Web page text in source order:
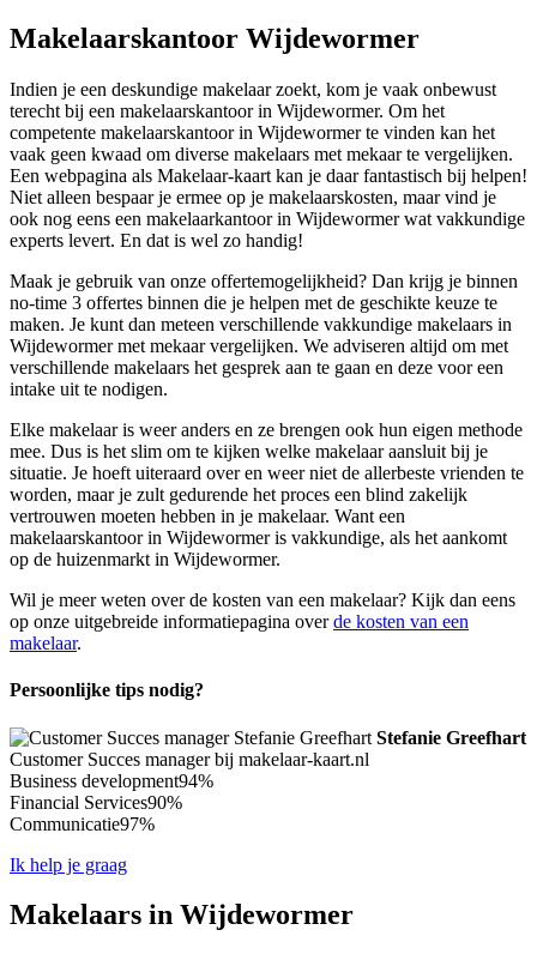
Makelaarskantoor Wijdewormer
Indien je een deskundige makelaar zoekt, kom je vaak onbewust
terecht bij een makelaarskantoor in Wijdewormer. Om het
competente makelaarskantoor in Wijdewormer te vinden kan het
vaak geen kwaad om diverse makelaars met mekaar te vergelijken.
Een webpagina als Makelaar-kaart kan je daar fantastisch bij helpen!
Niet alleen bespaar je ermee op je makelaarskosten, maar vind je
ook nog eens een makelaarkantoor in Wijdewormer wat vakkundige
experts levert. En dat is wel zo handig!
Maak je gebruik van onze offertemogelijkheid? Dan krijg je binnen
no-time 3 offertes binnen die je helpen met de geschikte keuze te
maken. Je kunt dan meteen verschillende vakkundige makelaars in
Wijdewormer met mekaar vergelijken. We adviseren altijd om met
verschillende makelaars het gesprek aan te gaan en deze voor een
intake uit te nodigen.
Elke makelaar is weer anders en ze brengen ook hun eigen methode
mee. Dus is het slim om te kijken welke makelaar aansluit bij je
situatie. Je hoeft uiteraard over en weer niet de allerbeste vrienden te
worden, maar je zult gedurende het proces een blind zakelijk
vertrouwen moeten hebben in je makelaar. Want een
makelaarskantoor in Wijdewormer is vakkundige, als het aankomt
op de huizenmarkt in Wijdewormer.
Wil je meer weten over de kosten van een makelaar? Kijk dan eens
op onze uitgebreide informatiepagina overde kosten van een
makelaar.
Persoonlijke tips nodig?
Stefanie Greefhart
Customer Succes manager bij makelaar-kaart.nl
Business development94%
Financial Services90%
Communicatie97%
Ik help je graag
Makelaars in Wijdewormer